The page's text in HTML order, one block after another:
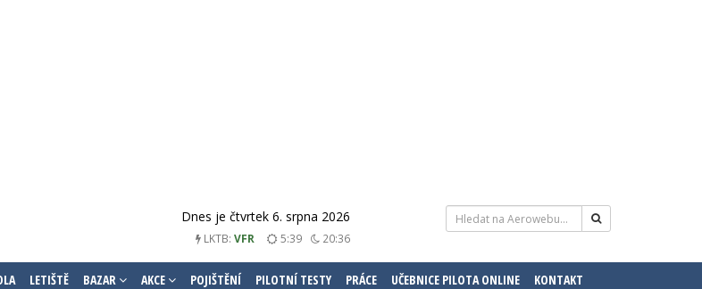
Dnes je čtvrtek 6. srpna 2026
LKTB: VFR 5:39 20:36
LETIŠTĚ BAZAR AKCE POJIŠTĚNÍ PILOTNÍ TESTY PRÁCE UČEBNICE PILOTA ONLINE KONTAKT